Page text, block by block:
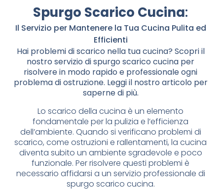
Spurgo Scarico Cucina:
Il Servizio per Mantenere la Tua Cucina Pulita ed
Efficienti
Hai problemi di scarico nella tua cucina? Scopri il
nostro servizio di spurgo scarico cucina per
risolvere in modo rapido e professionale ogni
problema di ostruzione. Leggi il nostro articolo per
saperne di più.
Lo scarico della cucina è un elemento
fondamentale per la pulizia e l’efficienza
dell’ambiente. Quando si verificano problemi di
scarico, come ostruzioni e rallentamenti, la cucina
diventa subito un ambiente sgradevole e poco
funzionale. Per risolvere questi problemi è
necessario affidarsi a un servizio professionale di
spurgo scarico cucina.